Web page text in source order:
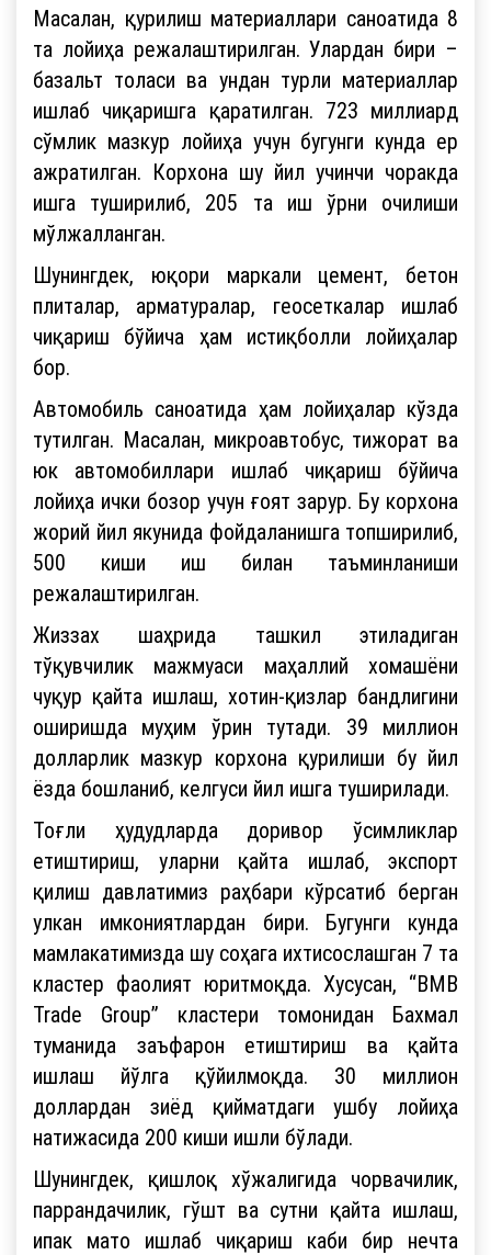
Масалан, қурилиш материаллари саноатида 8
та лойиҳа режалаштирилган. Улардан бири –
базальт толаси ва ундан турли материаллар
ишлаб чиқаришга қаратилган. 723 миллиард
сўмлик мазкур лойиҳа учун бугунги кунда ер
ажратилган. Корхона шу йил учинчи чоракда
ишга туширилиб, 205 та иш ўрни очилиши
мўлжалланган.
Шунингдек, юқори маркали цемент, бетон
плиталар, арматуралар, геосеткалар ишлаб
чиқариш бўйича ҳам истиқболли лойиҳалар
бор.
Автомобиль саноатида ҳам лойиҳалар кўзда
тутилган. Масалан, микроавтобус, тижорат ва
юк автомобиллари ишлаб чиқариш бўйича
лойиҳа ички бозор учун ғоят зарур. Бу корхона
жорий йил якунида фойдаланишга топширилиб,
500 киши иш билан таъминланиши
режалаштирилган.
Жиззах шаҳрида ташкил этиладиган
тўқувчилик мажмуаси маҳаллий хомашёни
чуқур қайта ишлаш, хотин-қизлар бандлигини
оширишда муҳим ўрин тутади. 39 миллион
долларлик мазкур корхона қурилиши бу йил
ёзда бошланиб, келгуси йил ишга туширилади.
Тоғли ҳудудларда доривор ўсимликлар
етиштириш, уларни қайта ишлаб, экспорт
қилиш давлатимиз раҳбари кўрсатиб берган
улкан имкониятлардан бири. Бугунги кунда
мамлакатимизда шу соҳага ихтисослашган 7 та
кластер фаолият юритмоқда. Хусусан, “BMB
Trade Group” кластери томонидан Бахмал
туманида заъфарон етиштириш ва қайта
ишлаш йўлга қўйилмоқда. 30 миллион
доллардан зиёд қийматдаги ушбу лойиҳа
натижасида 200 киши ишли бўлади.
Шунингдек, қишлоқ хўжалигида чорвачилик,
паррандачилик, гўшт ва сутни қайта ишлаш,
ипак мато ишлаб чиқариш каби бир нечта